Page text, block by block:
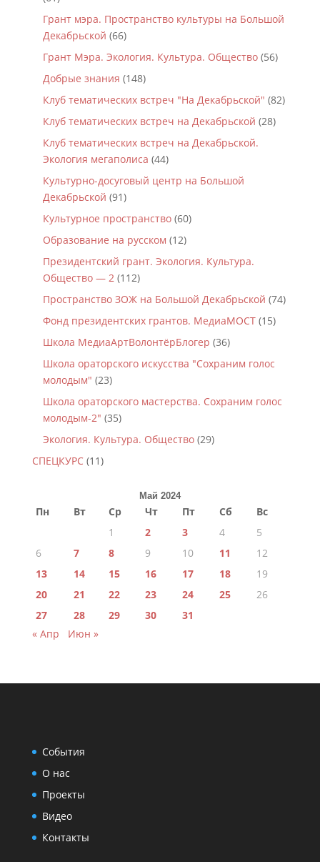
Грант мэра. Пространство культуры на Большой
Декабрьской (66)
Грант Мэра. Экология. Культура. Общество(56)
Добрые знания (148)
Клуб тематических встреч "На Декабрьской" (82)
Клуб тематических встреч на Декабрьской (28)
Клуб тематических встреч на Декабрьской.
Экология мегаполиса (44)
Культурно-досуговый центр на Большой
Декабрьской (91)
Культурное пространство(60)
Образование на русском (12)
Президентский грант. Экология. Культура.
Общество — 2(112)
Пространство ЗОЖ на Большой Декабрьской (74)
Фонд президентских грантов. МедиаМОСТ(15)
Школа МедиаАртВолонтёрБлогер (36)
Школа ораторского искусства "Сохраним голос
молодым" (23)
Школа ораторского мастерства. Сохраним голос
молодым-2" (35)
Экология. Культура. Общество(29)
СПЕЦКУРС(11)
Май 2024
Пн Вт Ср Чт Пт Сб
Вс
1
2 3 4
5
6
7 8 9 10 11
12
13
14 15 16 17 18
19
20
21 22 23 24 25
26
27
28 29 30
31
« Апр
Июн »
События
О нас
Проекты
Видео
Контакты